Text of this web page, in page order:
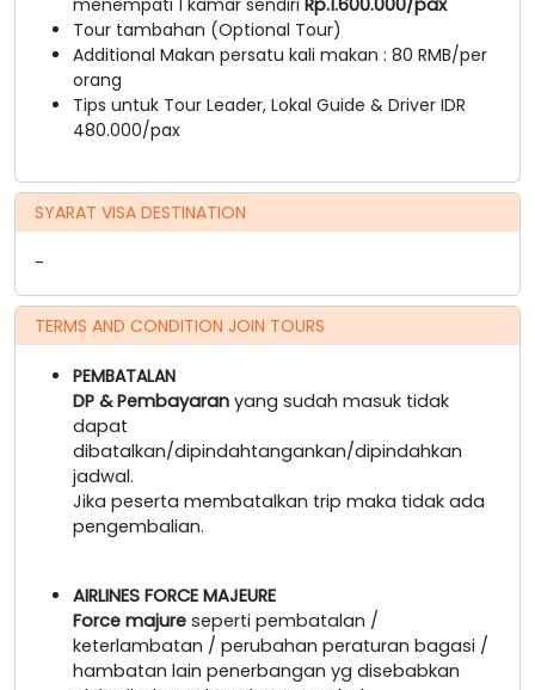
Tour tambahan (Optional Tour)
Additional Makan persatu kali makan : 80 RMB/per
orang
Tips untuk Tour Leader, Lokal Guide & Driver IDR
480.000/pax
SYARAT VISA DESTINATION
-
TERMS AND CONDITION JOIN TOURS
PEMBATALAN
DP & Pembayaran yang sudah masuk tidak
dapat
dibatalkan/dipindahtangankan/dipindahkan
jadwal.
Jika peserta membatalkan trip maka tidak ada
pengembalian.
AIRLINES FORCE MAJEURE
Force majure seperti pembatalan /
keterlambatan / perubahan peraturan bagasi /
hambatan lain penerbangan yg disebabkan